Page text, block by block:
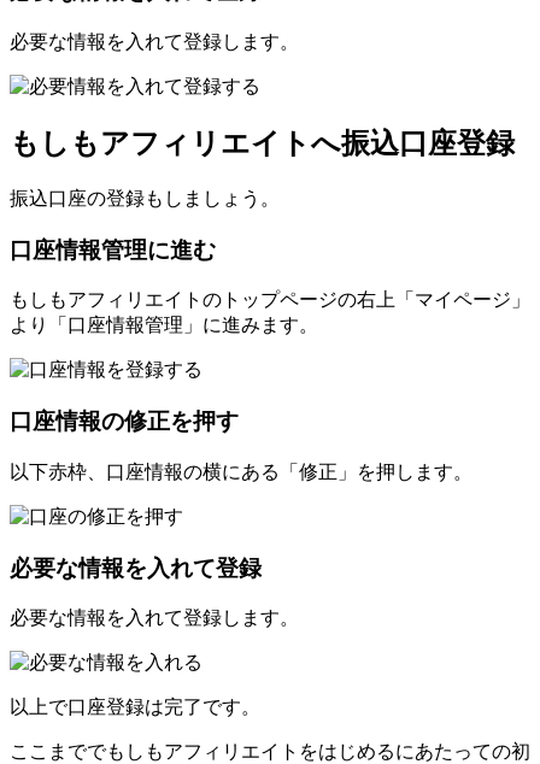
必要な情報を入れて登録します。
もしもアフィリエイトへ振込口座登録
振込口座の登録もしましょう。
口座情報管理に進む
もしもアフィリエイトのトップページの右上「マイページ」
より「口座情報管理」に進みます。
口座情報の修正を押す
以下赤枠、口座情報の横にある「修正」を押します。
必要な情報を入れて登録
必要な情報を入れて登録します。
以上で口座登録は完了です。
ここまででもしもアフィリエイトをはじめるにあたっての初